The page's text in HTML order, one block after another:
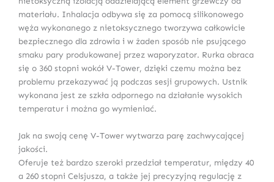
materiału. Inhalacja odbywa się za pomocą silikonowego
węża wykonanego z nietoksycznego tworzywa całkowicie
bezpiecznego dla zdrowia i w żaden sposób nie psującego
smaku pary produkowanej przez waporyzator. Rurka obraca
się o 360 stopni wokół V-Tower, dzięki czemu można bez
problemu przekazywać ją podczas sesji grupowych. Ustnik
wykonana jest ze szkła odpornego na działanie wysokich
temperatur i można go wymieniać.
Jak na swoją cenę V-Tower wytwarza parę zachwycającej
jakości.
Oferuje też bardzo szeroki przedział temperatur, między 40
a 260 stopni Celsjusza, a także jej precyzyjną regulację z